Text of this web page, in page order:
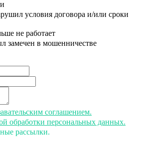
условия договора и/или сроки
не работает
замечен в мошенничестве
соглашением.
обработки персональных данных.
рассылки.